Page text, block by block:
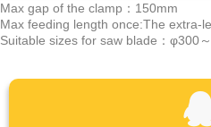
Max gap of the clamp：150mm
Max feeding length once:The extra-
Suitable sizes for saw blade：φ300